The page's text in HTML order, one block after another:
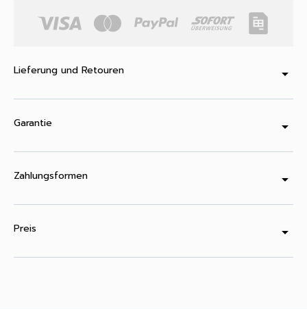
Lieferung und Retouren arrow_drop_down
Garantie arrow_drop_down
Zahlungsformen arrow_drop_down
Preis arrow_drop_down